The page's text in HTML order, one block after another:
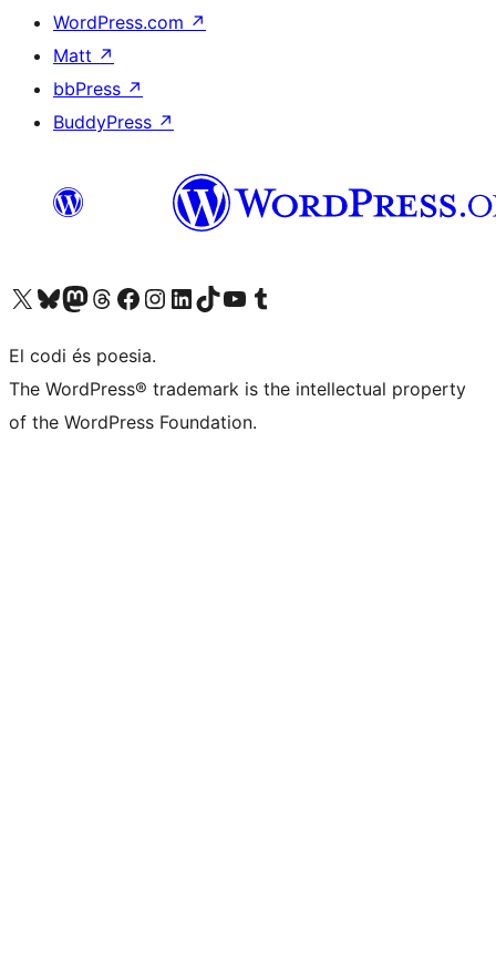
WordPress.com ↗
Matt ↗
bbPress ↗
BuddyPress ↗
Visiteu el nostre compte X (abans Twitter)
Visiteu el nostre compte de Bluesky
Visiteu el nostre compte al Mastodon
Visiteu el nostre compte de Threads
Visiteu la nostra pàgina al Facebook
Visiteu el nostre compte d'Instagram
Visiteu el nostre compte de LinkedIn
Visiteu el nostre compte de TikTok
Visiteu el nostre canal al YouTube
Visiteu el nostre compte de Tumblr
El codi és poesia.
The WordPress® trademark is the intellectual property
of the WordPress Foundation.